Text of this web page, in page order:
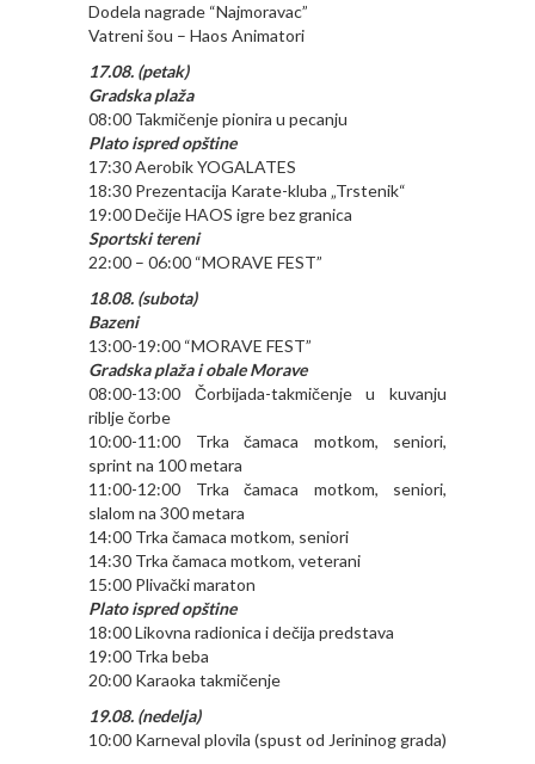
Dodela nagrade “Najmoravac”
Vatreni šou – Haos Animatori
17.08. (petak)
Gradska plaža
08:00 Takmičenje pionira u pecanju
Plato ispred opštine
17:30 Aerobik YOGALATES
18:30 Prezentacija Karate-kluba „Trstenik“
19:00 Dečije HAOS igre bez granica
Sportski tereni
22:00 – 06:00 “MORAVE FEST”
18.08. (subota)
Bazeni
13:00-19:00 “MORAVE FEST”
Gradska plaža i obale Morave
08:00-13:00 Čorbijada-takmičenje u kuvanju
riblje čorbe
10:00-11:00 Trka čamaca motkom, seniori,
sprint na 100 metara
11:00-12:00 Trka čamaca motkom, seniori,
slalom na 300 metara
14:00 Trka čamaca motkom, seniori
14:30 Trka čamaca motkom, veterani
15:00 Plivački maraton
Plato ispred opštine
18:00 Likovna radionica i dečija predstava
19:00 Trka beba
20:00 Karaoka takmičenje
19.08. (nedelja)
10:00 Karneval plovila (spust od Jerininog grada)